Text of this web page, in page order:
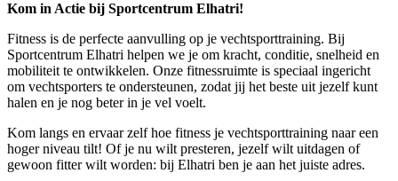
Kom in Actie bij Sportcentrum Elhatri!
Fitness is de perfecte aanvulling op je vechtsporttraining. Bij
Sportcentrum Elhatri helpen we je om kracht, conditie, snelheid en
mobiliteit te ontwikkelen. Onze fitnessruimte is speciaal ingericht
om vechtsporters te ondersteunen, zodat jij het beste uit jezelf kunt
halen en je nog beter in je vel voelt.
Kom langs en ervaar zelf hoe fitness je vechtsporttraining naar een
hoger niveau tilt! Of je nu wilt presteren, jezelf wilt uitdagen of
gewoon fitter wilt worden: bij Elhatri ben je aan het juiste adres.